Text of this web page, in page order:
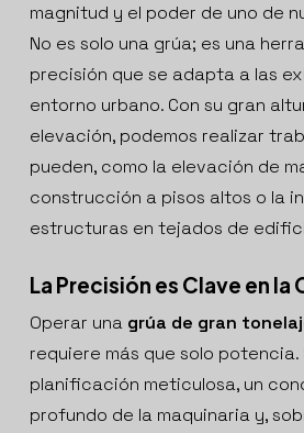
magnitud y el poder de uno de
No es solo una grúa; es una
precisión que se adapta a las
entorno urbano. Con su gran
elevación, podemos realizar
pueden, como la elevación de
construcción a pisos altos o la
estructuras en tejados de
La Precisión es Clave en la
Operar una grúa de gran
requiere más que solo
planificación meticulosa, un
profundo de la maquinaria y,